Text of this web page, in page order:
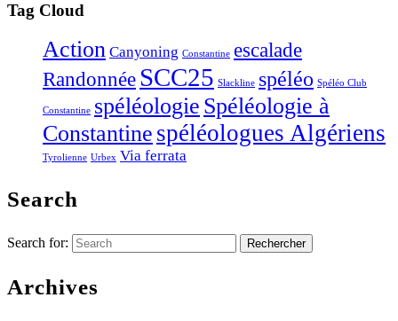
Tag Cloud
Action Canyoning Constantine escalade
Randonnée SCC25 Slackline spéléo Spéléo Club
Constantine spéléologie Spéléologie à
Constantine spéléologues Algériens
Tyrolienne Urbex Via ferrata
Search
Search for:
Archives